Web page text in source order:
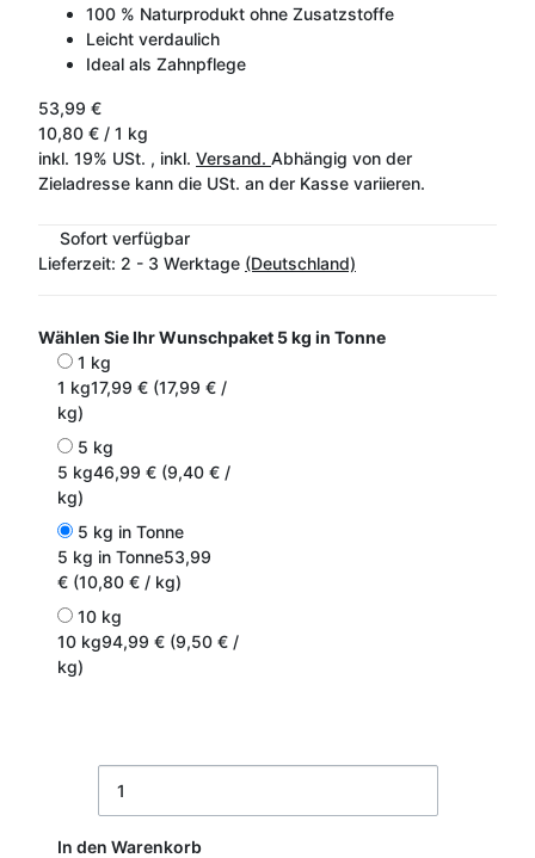
100 % Naturprodukt ohne Zusatzstoffe
Leicht verdaulich
Ideal als Zahnpflege
53,99 €
10,80 € / 1 kg
inkl. 19% USt. , inkl. Versand. Abhängig von der
Zieladresse kann die USt. an der Kasse variieren.
Sofort verfügbar
Lieferzeit: 2 - 3 Werktage (Deutschland)
Wählen Sie Ihr Wunschpaket 5 kg in Tonne
1 kg
1 kg17,99 € (17,99 € /
kg)
5 kg
5 kg46,99 € (9,40 € /
kg)
5 kg in Tonne
5 kg in Tonne53,99
€ (10,80 € / kg)
10 kg
10 kg94,99 € (9,50 € /
kg)
In den Warenkorb